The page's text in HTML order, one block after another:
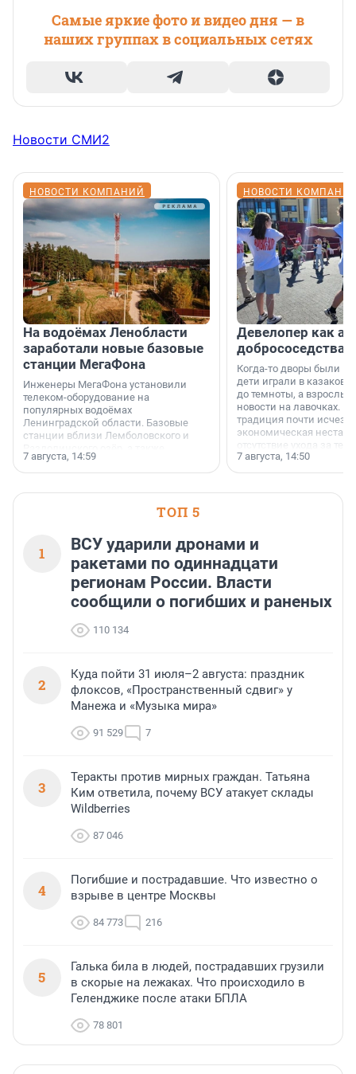
Самые яркие фото и видео дня — в
наших группах в социальных сетях
Новости СМИ2
НОВОСТИ КОМПАНИЙ
На водоёмах Ленобласти
заработали новые базовые
станции МегаФона
Инженеры МегаФона установили
телеком-оборудование на
популярных водоёмах
Ленинградской области. Базовые
станции вблизи Лемболовского и
недалеко от Большого Тосненского
водопада.
7 августа, 14:59
НОВОСТИ
Девелопер как
добрососедства
Когда-то дворы были
дети играли в казаков-
до темноты, а
новости на лавочках. В
традиция почти
экономическая
отсутствие ухода за
сделали своё дело.
7 августа, 14:50
ТОП 5
1
ВСУ ударили дронами и
ракетами по одиннадцати
регионам России. Власти
сообщили о погибших и раненых
110 134
2
Куда пойти 31 июля–2 августа: праздник
флоксов, «Пространственный сдвиг» у
Манежа и «Музыка мира»
91 529 7
3
Теракты против мирных граждан. Татьяна
Ким ответила, почему ВСУ атакует склады
Wildberries
87 046
4
Погибшие и пострадавшие. Что известно о
взрыве в центре Москвы
84 773 216
5
Галька била в людей, пострадавших грузили
в скорые на лежаках. Что происходило в
Геленджике после атаки БПЛА
78 801